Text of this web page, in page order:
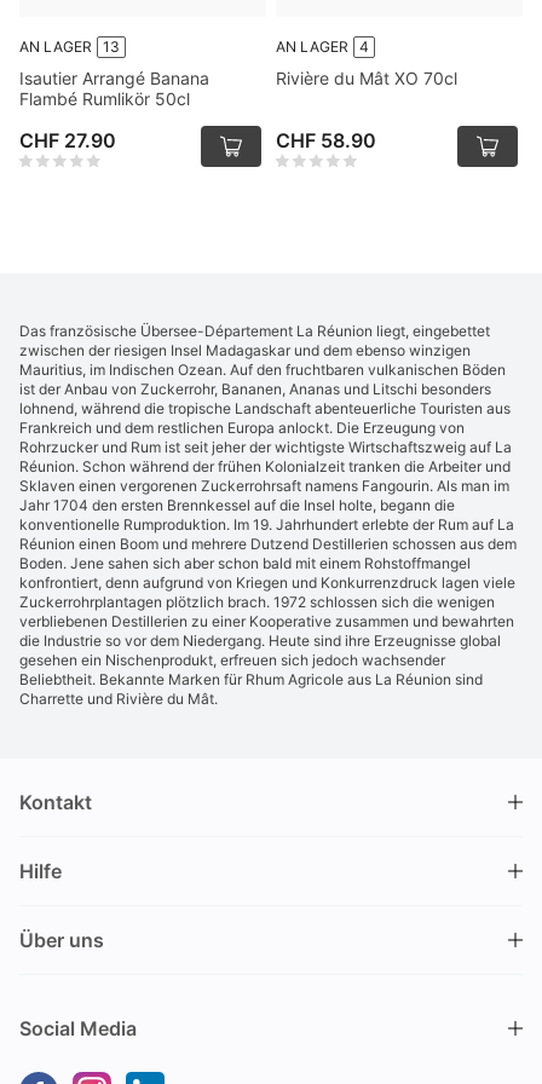
AN LAGER 13
Isautier Arrangé Banana
Flambé Rumlikör 50cl
CHF 27.90
AN LAGER 4
Rivière du Mât XO 70cl
CHF 58.90
Das französische Übersee-Département La Réunion liegt, eingebettet
zwischen der riesigen Insel Madagaskar und dem ebenso winzigen
Mauritius, im Indischen Ozean. Auf den fruchtbaren vulkanischen Böden
ist der Anbau von Zuckerrohr, Bananen, Ananas und Litschi besonders
lohnend, während die tropische Landschaft abenteuerliche Touristen aus
Frankreich und dem restlichen Europa anlockt. Die Erzeugung von
Rohrzucker und Rum ist seit jeher der wichtigste Wirtschaftszweig auf La
Réunion. Schon während der frühen Kolonialzeit tranken die Arbeiter und
Sklaven einen vergorenen Zuckerrohrsaft namens Fangourin. Als man im
Jahr 1704 den ersten Brennkessel auf die Insel holte, begann die
konventionelle Rumproduktion. Im 19. Jahrhundert erlebte der Rum auf La
Réunion einen Boom und mehrere Dutzend Destillerien schossen aus dem
Boden. Jene sahen sich aber schon bald mit einem Rohstoffmangel
konfrontiert, denn aufgrund von Kriegen und Konkurrenzdruck lagen viele
Zuckerrohrplantagen plötzlich brach. 1972 schlossen sich die wenigen
verbliebenen Destillerien zu einer Kooperative zusammen und bewahrten
die Industrie so vor dem Niedergang. Heute sind ihre Erzeugnisse global
gesehen ein Nischenprodukt, erfreuen sich jedoch wachsender
Beliebtheit. Bekannte Marken für Rhum Agricole aus La Réunion sind
Charrette und Rivière du Mât.
Kontakt
Nüschelerstrasse 35
Schweiz
info@drinks.ch
Hilfe
Lieferung & Abholung
Zahlungsoptionen
Über uns
Über uns
Social Media